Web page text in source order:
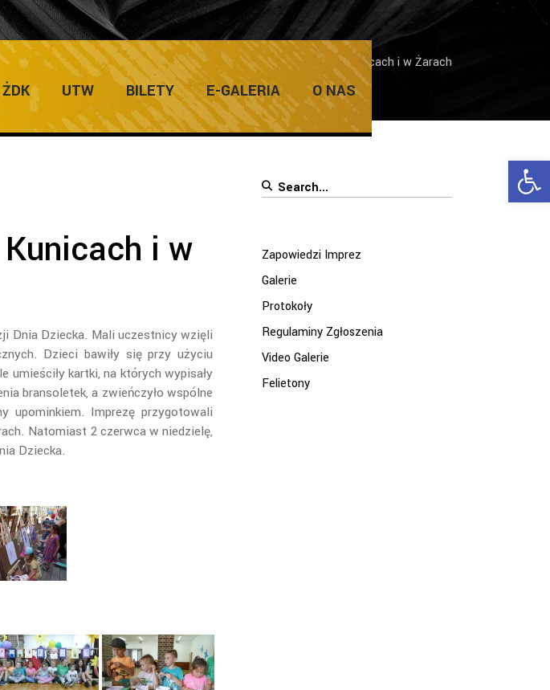
ŻDK UTW BILETY E-GALERIA O NAS
Home/Galerie /Dzień Dziecka w filii w Kunicach i w Żarach
i w
Dnia Dziecka. Mali uczestnicy wzięli
Dzieci bawiły się przy użyciu
umieściły kartki, na których wypisały
bransoletek, a zwieńczyło wspólne
upominkiem. Imprezę przygotowali
Natomiast 2 czerwca w niedzielę,
Dziecka.
Search
Zapowiedzi Imprez
Galerie
Protokoły
Regulaminy Zgłoszenia
Video Galerie
Felietony